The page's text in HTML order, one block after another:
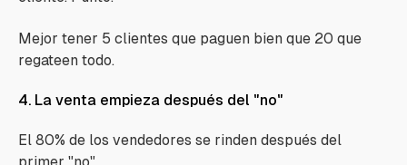
Mejor tener 5 clientes que paguen bien que 20 que
regateen todo.
4. La venta empieza después del "no"
El 80% de los vendedores se rinden después del